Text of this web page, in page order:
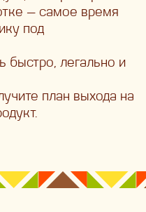
— самое время
под
быстро, легально и
план выхода на